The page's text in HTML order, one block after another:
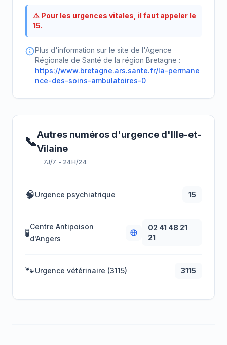
⚠️ Pour les urgences vitales, il faut appeler le
15.
Plus d'information sur le site de l'Agence
Régionale de Santé de la région Bretagne :
https://www.bretagne.ars.sante.fr/la-permane
nce-des-soins-ambulatoires-0
📞Autres numéros d'urgence d'Ille-et-
Vilaine
7J/7 - 24H/24
🧠Urgence psychiatrique 15
🧪
Centre Antipoison
d'Angers
02 41 48 21
21
🐾Urgence vétérinaire (3115) 3115